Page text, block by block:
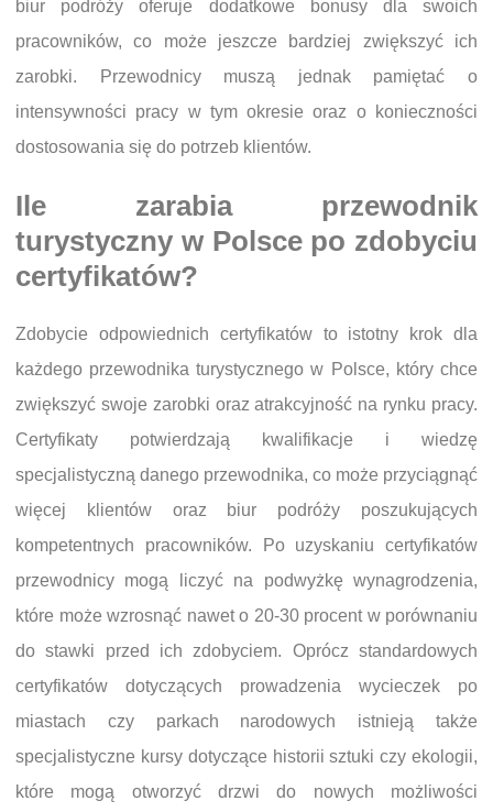
biur podróży oferuje dodatkowe bonusy dla swoich
pracowników, co może jeszcze bardziej zwiększyć ich
zarobki. Przewodnicy muszą jednak pamiętać o
intensywności pracy w tym okresie oraz o konieczności
dostosowania się do potrzeb klientów.
Ile zarabia przewodnik
turystyczny w Polsce po zdobyciu
certyfikatów?
Zdobycie odpowiednich certyfikatów to istotny krok dla
każdego przewodnika turystycznego w Polsce, który chce
zwiększyć swoje zarobki oraz atrakcyjność na rynku pracy.
Certyfikaty potwierdzają kwalifikacje i wiedzę
specjalistyczną danego przewodnika, co może przyciągnąć
więcej klientów oraz biur podróży poszukujących
kompetentnych pracowników. Po uzyskaniu certyfikatów
przewodnicy mogą liczyć na podwyżkę wynagrodzenia,
które może wzrosnąć nawet o 20-30 procent w porównaniu
do stawki przed ich zdobyciem. Oprócz standardowych
certyfikatów dotyczących prowadzenia wycieczek po
miastach czy parkach narodowych istnieją także
specjalistyczne kursy dotyczące historii sztuki czy ekologii,
które mogą otworzyć drzwi do nowych możliwości